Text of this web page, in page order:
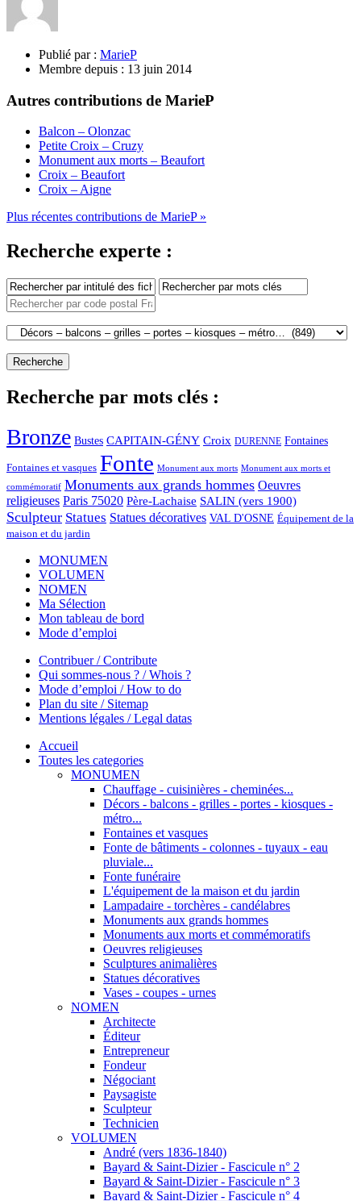
Publié par : MarieP
Membre depuis : 13 juin 2014
Autres contributions de MarieP
Balcon – Olonzac
Petite Croix – Cruzy
Monument aux morts – Beaufort
Croix – Beaufort
Croix – Aigne
Plus récentes contributions de MarieP »
Recherche experte :
Recherche par mots clés :
Bronze Bustes CAPITAIN-GÉNY Croix DURENNE Fontaines
Fontaines et vasques Fonte Monument aux morts Monument aux morts et
commémoratif Monuments aux grands hommes Oeuvres
religieuses Paris 75020 Père-Lachaise SALIN (vers 1900)
Sculpteur Statues Statues décoratives VAL D'OSNE Équipement de la
maison et du jardin
MONUMEN
VOLUMEN
NOMEN
Ma Sélection
Mon tableau de bord
Mode d’emploi
Contribuer / Contribute
Qui sommes-nous ? / Whois ?
Mode d’emploi / How to do
Plan du site / Sitemap
Mentions légales / Legal datas
Accueil
Toutes les categories
MONUMEN
Chauffage - cuisinières - cheminées...
Décors - balcons - grilles - portes - kiosques -
métro...
Fontaines et vasques
Fonte de bâtiments - colonnes - tuyaux - eau
pluviale...
Fonte funéraire
L'équipement de la maison et du jardin
Lampadaire - torchères - candélabres
Monuments aux grands hommes
Monuments aux morts et commémoratifs
Oeuvres religieuses
Sculptures animalières
Statues décoratives
Vases - coupes - urnes
NOMEN
Architecte
Éditeur
Entrepreneur
Fondeur
Négociant
Paysagiste
Sculpteur
Technicien
VOLUMEN
André (vers 1836-1840)
Bayard & Saint-Dizier - Fascicule n° 2
Bayard & Saint-Dizier - Fascicule n° 3
Bayard & Saint-Dizier - Fascicule n° 4